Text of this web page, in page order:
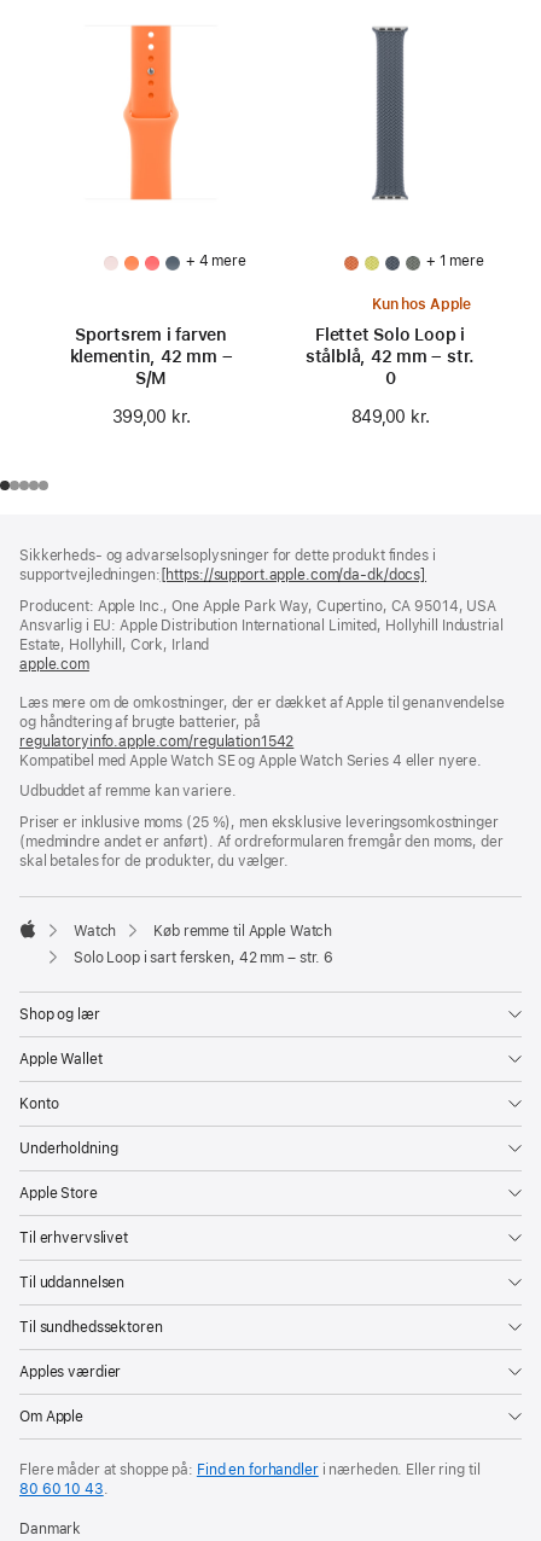
+ 4 mere
Sportsrem i farven
klementin, 42 mm –
S/M
399,00 kr.
+ 1 mere
Kun hos Apple
Flettet Solo Loop i
stålblå, 42 mm – str.
0
849,00 kr.
Sikkerheds- og advarselsoplysninger for dette produkt findes i
supportvejledningen: [https://support.apple.com/da-dk/docs]
et
nyt
Producent: Apple Inc., One Apple Park Way, Cupertino, CA 95014, USA
Ansvarlig i EU: Apple Distribution International Limited, Hollyhill Industrial
Estate, Hollyhill, Cork, Irland
apple.com(åbner
et
nyt
vindue)
Læs mere om de omkostninger, der er dækket af Apple til genanvendelse
og håndtering af brugte batterier, på
regulatoryinfo.apple.com/regulation1542
i
vindue)
Kompatibel med Apple Watch SE og Apple Watch Series 4 eller nyere.
Udbuddet af remme kan variere.
Priser er inklusive moms (25 %), men eksklusive leveringsomkostninger
(medmindre andet er anført). Af ordreformularen fremgår den moms, der
skal betales for de produkter, du vælger.
Apple
Watch
Køb remme til Apple Watch
Solo Loop i sart fersken, 42 mm – str. 6
Shop og lær
Apple Wallet
Konto
Underholdning
Apple Store
Til erhvervslivet
Til uddannelsen
Til sundhedssektoren
Apples værdier
Om Apple
Flere måder at shoppe på: Find en forhandleri nærheden. Eller ring til
80 60 10 43
Danmark